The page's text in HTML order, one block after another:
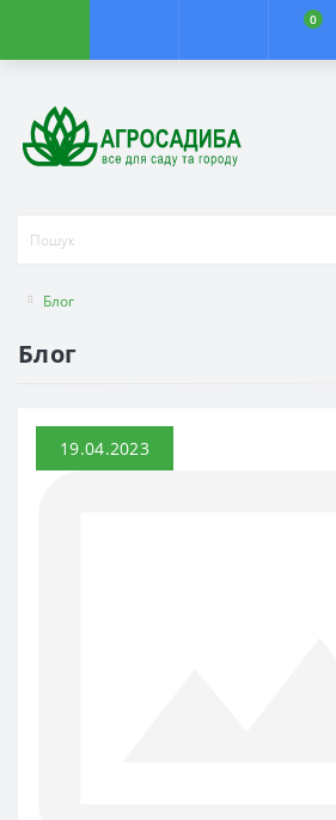
0
Блог
Блог
19.04.2023